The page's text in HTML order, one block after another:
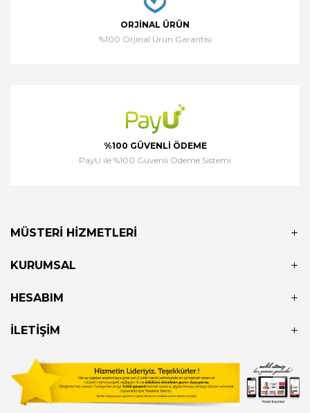
ORJINAL ÜRÜN
%100 Orjinal Ürün Garantisi
%100 GÜVENLI ÖDEME
PayU ile %100 Güvenli Ödeme Sistemi
MÜSTERI HIZMETLERI
KURUMSAL
HESABIM
İLETIŞIM